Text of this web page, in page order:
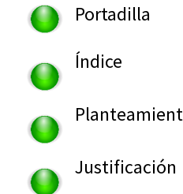
Portadilla
Índice
Justificación